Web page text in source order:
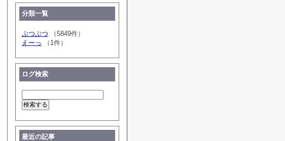
分類一覧
ぶつぶつ （5849件）
えーっ
（1件）
ログ検索
最近の記事